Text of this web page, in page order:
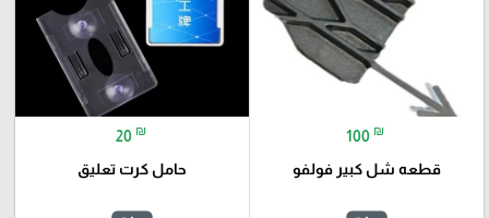
100 ₪
قطعه شل كبير فولفو
20 ₪
حامل كرت تعليق